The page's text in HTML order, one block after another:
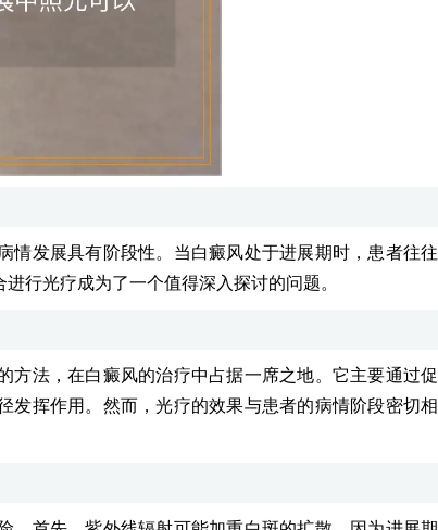
情发展具有阶段性。当白癜风处于进展期时，患者往往
行光疗成为了一个值得深入探讨的问题。
方法，在白癜风的治疗中占据一席之地。它主要通过促
发挥作用。然而，光疗的效果与患者的病情阶段密切相